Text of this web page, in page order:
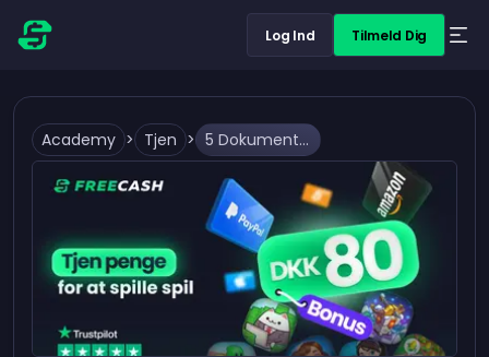
Log Ind Tilmeld Dig
Academy > Tjen > 5 Dokumenterede Metoder til at Tjene Penge med Audible